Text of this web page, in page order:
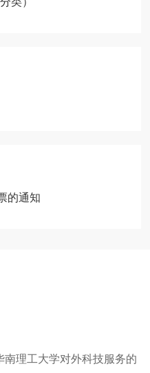
的通知
南理工大学对外科技服务的